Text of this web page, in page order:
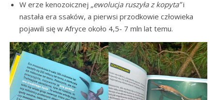
W erze kenozoicznej „ewolucja ruszyła z kopyta”i
nastała era ssaków, a pierwsi przodkowie człowieka
pojawili się w Afryce około 4,5- 7 mln lat temu.